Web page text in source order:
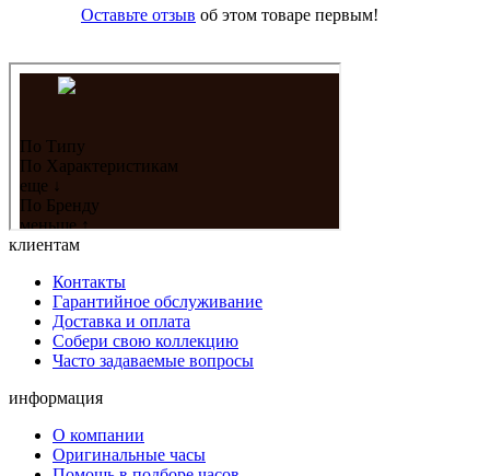
Оставьте отзыв об этом товаре первым!
клиентам
Контакты
Гарантийное обслуживание
Доставка и оплата
Собери свою коллекцию
Часто задаваемые вопросы
информация
О компании
Оригинальные часы